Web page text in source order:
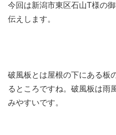
今回は新潟市東区石山T様の
伝えします。
破風板とは屋根の下にある板
るところですね。破風板は雨
みやすいです。